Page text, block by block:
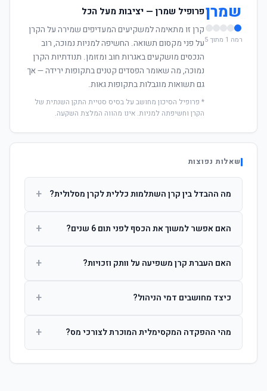
שמרן
רמה 1 מתוך 5
פרופיל שמרן — יציבות מעל הכל
קרן זו מתאימה למשקיעים המעדיפים שמירה על הקרן
על פני מקסום תשואה. החשיפה למניות נמוכה, רוב
הנכסים מושקעים באגרות חוב ומזומן. תנודתיות הקרן
נמוכה, מה שאומר הפסדים קטנים בתקופות ירידה — אך
גם תשואות מוגבלות בתקופות גאות.
* פרופיל הסיכון מחושב על בסיס סטיית התקן השנתית של
הקרן וחשיפתה למניות. אינו מהווה המלצת השקעה.
שאלות נפוצות
מה ההבדל בין קרן השתלמות כללית לקרן מסלולית? +
ההשקעות. קרן מסלולית עוקבת אחרי מדד ספציפי ומאפשרת
האם אפשר למשוך את הכסף לפני תום 6 שנים? +
הרווחים. לאחר 6 שנים ניתן למשוך פטור ממס עד לתקרה
האם העברת קרן משפיעה על וותק וזכויות? +
החברות. הוותק ממשיך להיספר מיום ההפקדה הראשונה.
כיצד מחושבים דמי הניהול? +
ומתן על שיעורם בעת הצטרפות.
מהי ההפקדה המקסימלית המוכרת לצורכי מס? +